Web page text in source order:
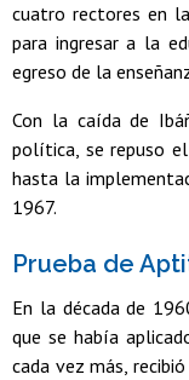
cuatro rectores en
para ingresar a la
egreso de la
Con la caída de
política, se repuso
hasta la
1967.
Prueba de
En la década de
que se había
cada vez más,